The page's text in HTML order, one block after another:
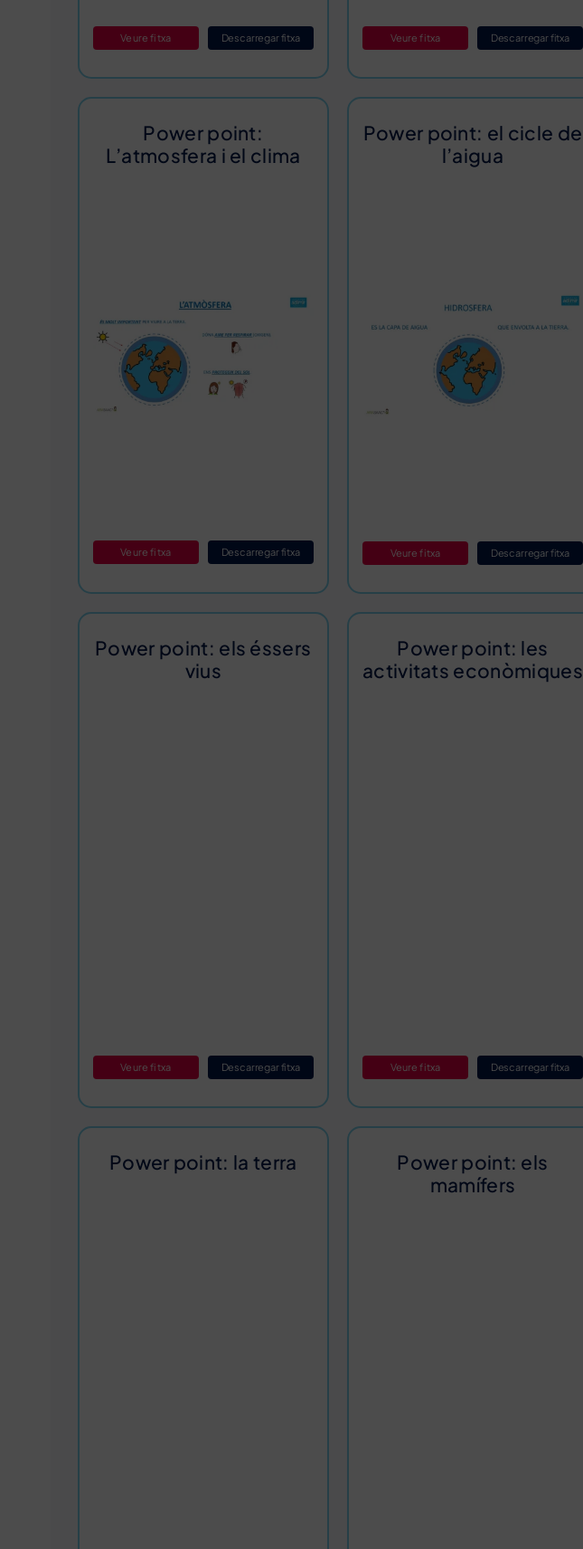
Veure fitxa Descarregar fitxa Veure fitxa Descarregar fitxa
Power point:
L’atmosfera i el clima
Veure fitxa Descarregar fitxa
Power point: el cicle de
l’aigua
Veure fitxa Descarregar fitxa
Power point: els éssers
vius
Veure fitxa Descarregar fitxa
Power point: les
activitats econòmiques
Veure fitxa Descarregar fitxa
Power point: la terra
Power point: els
mamífers